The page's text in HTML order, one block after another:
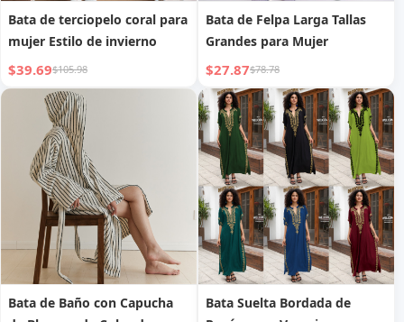
Bata de terciopelo coral para
mujer Estilo de invierno
$39.69$105.98
Bata de Felpa Larga Tallas
Grandes para Mujer
$27.87$78.78
Bata de Baño con Capucha
Bata Suelta Bordada de